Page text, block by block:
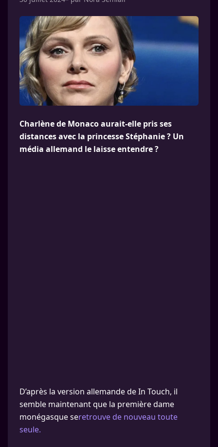
Charlène de Monaco aurait-elle pris ses
distances avec la princesse Stéphanie ? Un
média allemand le laisse entendre ?
D’après la version allemande de In Touch, il
semble maintenant que la première dame
monégasque seretrouve de nouveau toute
seule.